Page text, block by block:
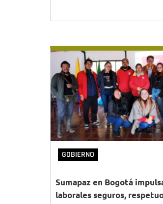
GOBIERNO
Sumapaz en Bogotá
laborales seguros,